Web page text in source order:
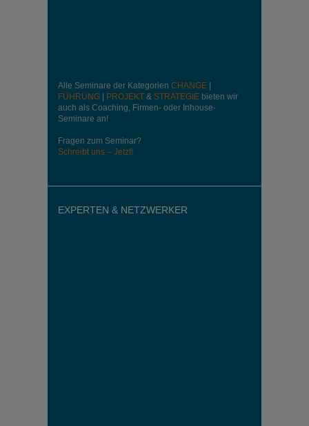
Alle Seminare der Kategorien CHANGE
FÜHRUNG
PROJEKT & STRATEGIE bieten wir
auch als Coaching, Firmen- oder Inhouse-
Seminare an!
Fragen zum Seminar?
Schreibt uns – Jetzt!
EXPERTEN & NETZWERKER